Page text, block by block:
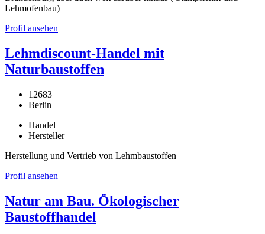
Lehmofenbau)
Profil ansehen
Lehmdiscount-Handel mit
Naturbaustoffen
12683
Berlin
Handel
Hersteller
Herstellung und Vertrieb von Lehmbaustoffen
Profil ansehen
Natur am Bau. Ökologischer
Baustoffhandel